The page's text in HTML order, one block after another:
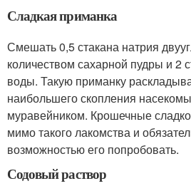
Сладкая приманка
Смешать 0,5 стакана натрия
количеством сахарной пудры и 2
воды. Такую приманку
наибольшего скопления
муравейником. Крошечные
мимо такого лакомства и
возможностью его попробовать.
Содовый раствор